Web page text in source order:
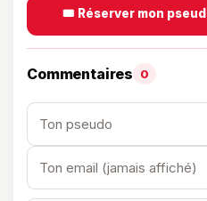
🎟️ Réserver mon
Commentaires 0